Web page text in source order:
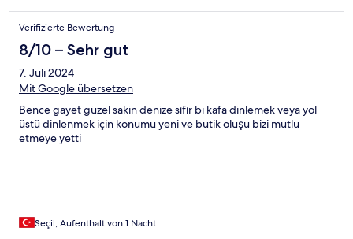
Verifizierte Bewertung
8/10 – Sehr gut
7. Juli 2024
Mit Google übersetzen
Bence gayet güzel sakin denize sıfır bi kafa dinlemek veya yol
üstü dinlenmek için konumu yeni ve butik oluşu bizi mutlu
etmeye yetti
Seçil, Aufenthalt von 1 Nacht